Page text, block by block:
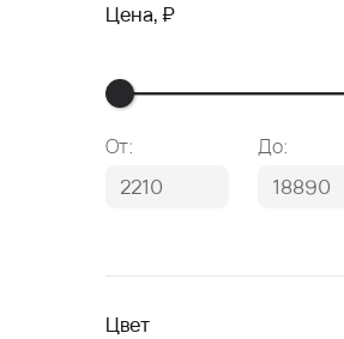
Цена, ₽
От: До:
Цвет